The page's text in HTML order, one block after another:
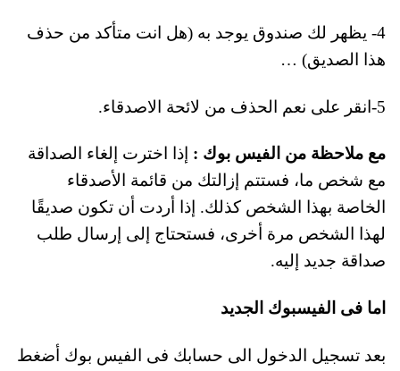
4- يظهر لك صندوق يوجد به (هل انت متأكد من حذف
هذا الصديق) …
5-انقر على نعم الحذف من لائحة الاصدقاء.
مع ملاحظة من الفيس بوك : إذا اخترت إلغاء الصداقة
مع شخص ما، فستتم إزالتك من قائمة الأصدقاء
الخاصة بهذا الشخص كذلك. إذا أردت أن تكون صديقًا
لهذا الشخص مرة أخرى، فستحتاج إلى إرسال طلب
صداقة جديد إليه.
اما فى الفيسبوك الجديد
بعد تسجيل الدخول الى حسابك فى الفيس بوك أضغط